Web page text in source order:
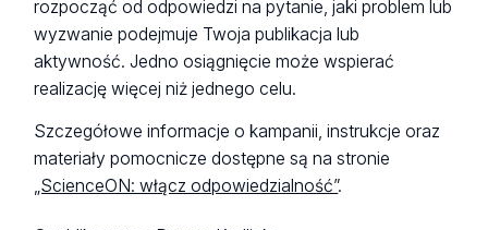
rozpocząć od odpowiedzi na pytanie, jaki problem lub
wyzwanie podejmuje Twoja publikacja lub
aktywność. Jedno osiągnięcie może wspierać
realizację więcej niż jednego celu.
Szczegółowe informacje o kampanii, instrukcje oraz
materiały pomocnicze dostępne są na stronie
„ScienceON: włącz odpowiedzialność”.